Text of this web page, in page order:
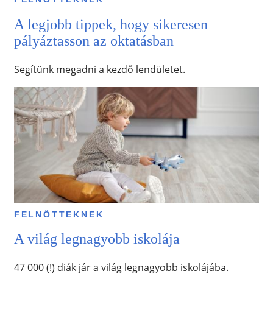
A legjobb tippek, hogy sikeresen
pályáztasson az oktatásban
Segítünk megadni a kezdő lendületet.
FELNŐTTEKNEK
A világ legnagyobb iskolája
47 000 (!) diák jár a világ legnagyobb iskolájába.